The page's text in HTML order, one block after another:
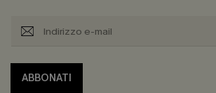
ABBONATI